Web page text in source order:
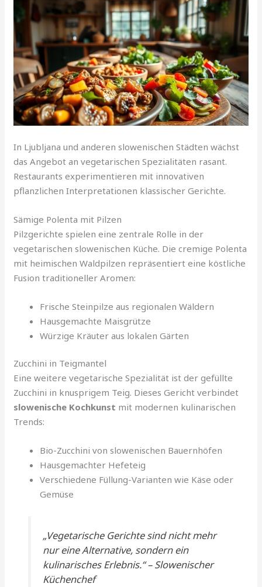
In Ljubljana und anderen slowenischen Städten wächst
das Angebot an vegetarischen Spezialitäten rasant.
Restaurants experimentieren mit innovativen
pflanzlichen Interpretationen klassischer Gerichte.
Sämige Polenta mit Pilzen
Pilzgerichte spielen eine zentrale Rolle in der
vegetarischen slowenischen Küche. Die cremige Polenta
mit heimischen Waldpilzen repräsentiert eine köstliche
Fusion traditioneller Aromen:
Frische Steinpilze aus regionalen Wäldern
Hausgemachte Maisgrütze
Würzige Kräuter aus lokalen Gärten
Zucchini in Teigmantel
Eine weitere vegetarische Spezialität ist der gefüllte
Zucchini in knusprigem Teig. Dieses Gericht verbindet
slowenische Kochkunst mit modernen kulinarischen
Trends:
Bio-Zucchini von slowenischen Bauernhöfen
Hausgemachter Hefeteig
Verschiedene Füllung-Varianten wie Käse oder
Gemüse
„Vegetarische Gerichte sind nicht mehr
nur eine Alternative, sondern ein
kulinarisches Erlebnis.“ – Slowenischer
Küchenchef